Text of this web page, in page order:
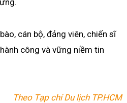
cán bộ, đảng viên, chiến sĩ
công và vững niềm tin
Theo Tạp chí Du lịch TP.HCM